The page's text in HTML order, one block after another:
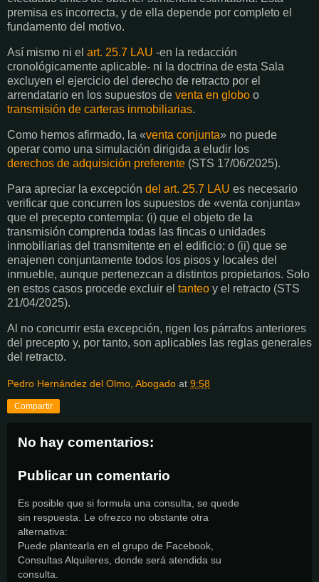
premisa es incorrecta, y de ella depende por completo el
fundamento del motivo.
Así mismo ni el art. 25.7 LAU -en la redacción
cronológicamente aplicable- ni la doctrina de esta Sala
excluyen el ejercicio del derecho de retracto por el
arrendatario en los supuestos de venta en globo o
transmisión de carteras inmobiliarias.
Como hemos afirmado, la «venta conjunta» no puede
operar como una simulación dirigida a eludir los
derechos de adquisición preferente (STS 17/06/2025).
Para apreciar la excepción del art. 25.7 LAU es necesario
verificar que concurren los supuestos de «venta conjunta»
que el precepto contempla: (i) que el objeto de la
transmisión comprenda todas las fincas o unidades
inmobiliarias del transmitente en el edificio; o (ii) que se
enajenen conjuntamente todos los pisos y locales del
inmueble, aunque pertenezcan a distintos propietarios. Solo
en estos casos procede excluir el tanteo y el retracto (STS
21/04/2025).
Al no concurrir esta excepción, rigen los párrafos anteriores
del precepto y, por tanto, son aplicables las reglas generales
del retracto.
Pedro Hernández del Olmo, Abogado at 9:58
Compartir
No hay comentarios:
Publicar un comentario
Es posible que si formula una consulta, se quede
sin respuesta. Le ofrezco no obstante otra
alternativa:
Puede plantearla en el grupo de Facebook,
Consultas Alquileres, donde será atendida su
consulta.